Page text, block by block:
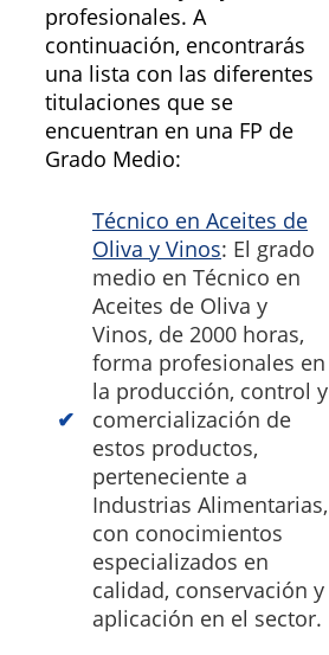
profesionales. A
continuación, encontrarás
una lista con las diferentes
titulaciones que se
encuentran en una FP de
Grado Medio:
Técnico en Aceites de
Oliva y Vinos: El grado
medio en Técnico en
Aceites de Oliva y
Vinos, de 2000 horas,
forma profesionales en
la producción, control y
comercialización de
estos productos,
perteneciente a
Industrias Alimentarias,
con conocimientos
especializados en
calidad, conservación y
aplicación en el sector.